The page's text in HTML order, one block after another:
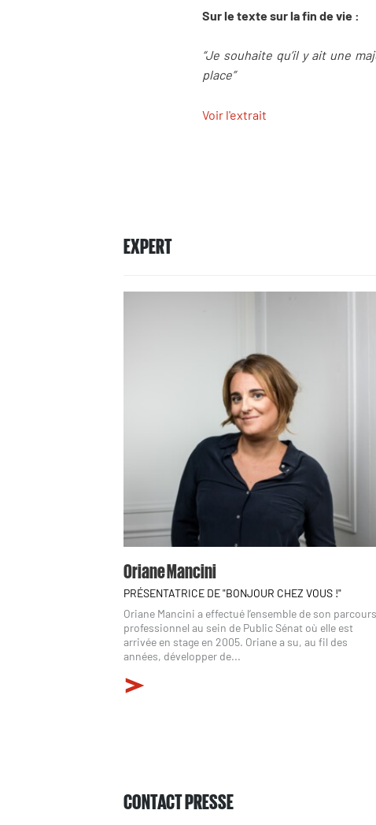
Sur le texte sur la fin de vie :
“Je souhaite qu’il y ait une
place”
Voir l'extrait
EXPERT
Oriane Mancini
PRÉSENTATRICE DE "BONJOUR CHEZ VOUS !"
Oriane Mancini a effectué l’ensemble de son parcours
professionnel au sein de Public Sénat où elle est
arrivée en stage en 2005. Oriane a su, au fil des
années, développer de...
CONTACT PRESSE